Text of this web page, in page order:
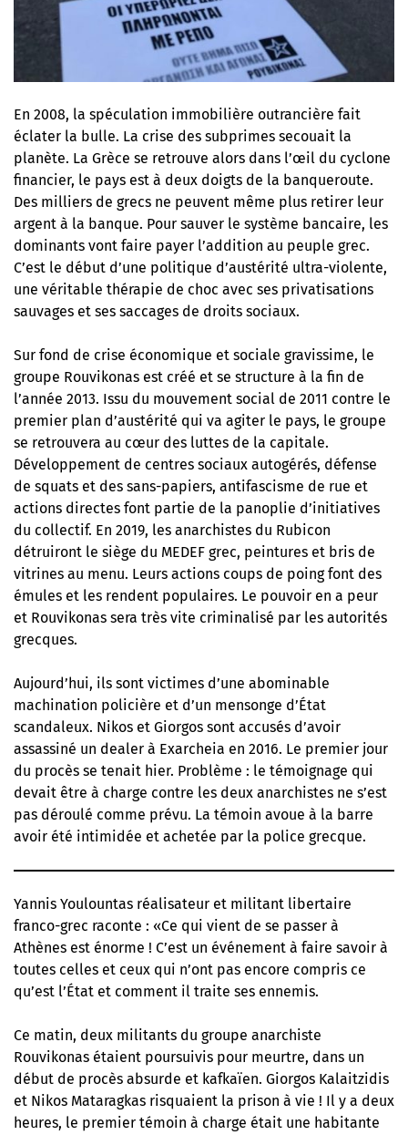
En 2008, la spéculation immobilière outrancière fait
éclater la bulle. La crise des subprimes secouait la
planète. La Grèce se retrouve alors dans l’œil du cyclone
financier, le pays est à deux doigts de la banqueroute.
Des milliers de grecs ne peuvent même plus retirer leur
argent à la banque. Pour sauver le système bancaire, les
dominants vont faire payer l’addition au peuple grec.
C’est le début d’une politique d’austérité ultra-violente,
une véritable thérapie de choc avec ses privatisations
sauvages et ses saccages de droits sociaux.
Sur fond de crise économique et sociale gravissime, le
groupe Rouvikonas est créé et se structure à la fin de
l’année 2013. Issu du mouvement social de 2011 contre le
premier plan d’austérité qui va agiter le pays, le groupe
se retrouvera au cœur des luttes de la capitale.
Développement de centres sociaux autogérés, défense
de squats et des sans-papiers, antifascisme de rue et
actions directes font partie de la panoplie d’initiatives
du collectif. En 2019, les anarchistes du Rubicon
détruiront le siège du MEDEF grec, peintures et bris de
vitrines au menu. Leurs actions coups de poing font des
émules et les rendent populaires. Le pouvoir en a peur
et Rouvikonas sera très vite criminalisé par les autorités
grecques.
Aujourd’hui, ils sont victimes d’une abominable
machination policière et d’un mensonge d’État
scandaleux. Nikos et Giorgos sont accusés d’avoir
assassiné un dealer à Exarcheia en 2016. Le premier jour
du procès se tenait hier. Problème : le témoignage qui
devait être à charge contre les deux anarchistes ne s’est
pas déroulé comme prévu. La témoin avoue à la barre
avoir été intimidée et achetée par la police grecque.
Yannis Youlountas réalisateur et militant libertaire
franco-grec raconte : «Ce qui vient de se passer à
Athènes est énorme ! C’est un événement à faire savoir à
toutes celles et ceux qui n’ont pas encore compris ce
qu’est l’État et comment il traite ses ennemis.
Ce matin, deux militants du groupe anarchiste
Rouvikonas étaient poursuivis pour meurtre, dans un
début de procès absurde et kafkaïen. Giorgos Kalaitzidis
et Nikos Mataragkas risquaient la prison à vie ! Il y a deux
heures, le premier témoin à charge était une habitante